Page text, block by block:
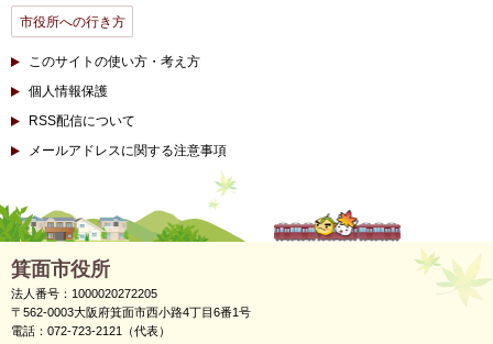
市役所への行き方
このサイトの使い方・考え方
個人情報保護
RSS配信について
メールアドレスに関する注意事項
箕面市役所
法人番号：1000020272205
〒562-0003大阪府箕面市西小路4丁目6番1号
電話：072-723-2121（代表）